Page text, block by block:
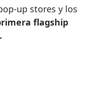
up stores y los
flagship